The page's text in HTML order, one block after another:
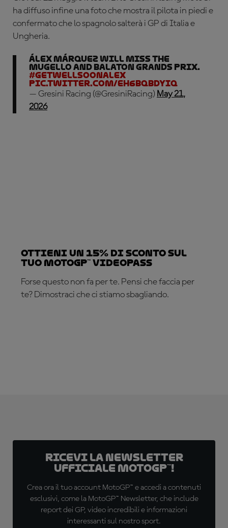
ha diffuso infine una foto che mostra il pilota in piedi e
confermato che lo spagnolo salterà i GP di Italia e
Ungheria.
Álex Márquez will miss the
Mugello and Balaton Grands Prix.
#GetWellSoonAlex
pic.twitter.com/eH6BqbDYiq
— Gresini Racing (@GresiniRacing) May 21,
2026
Ottieni un 15% di sconto sul
tuo MotoGP™ VideoPass
Forse questo non fa per te. Pensi che faccia per
te? Dimostraci che ci stiamo sbagliando.
Ricevi la newsletter
ufficiale MotoGP™!
Crea ora il tuo account MotoGP™ e accedi a contenuti
esclusivi, come la MotoGP™ Newsletter, che include
report dei GP, video incredibili e informazioni
interessanti sul nostro sport.